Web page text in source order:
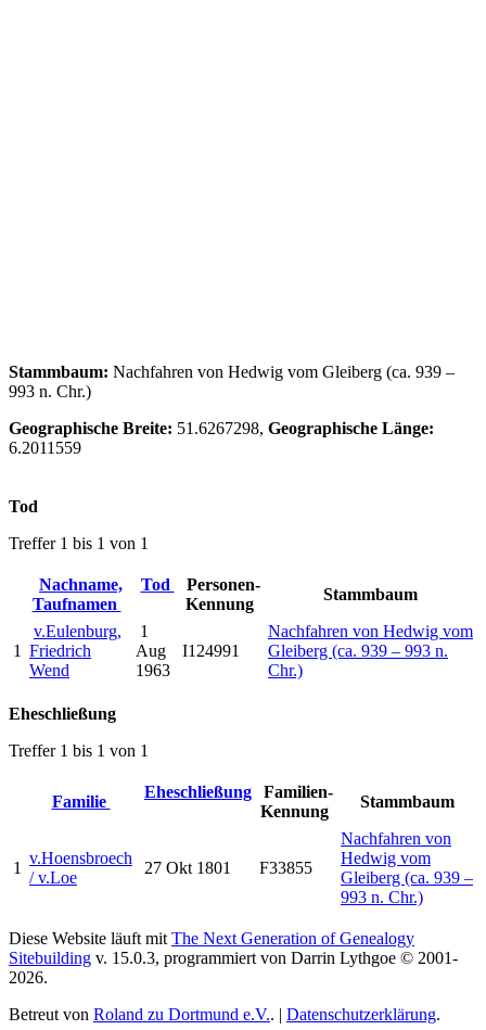
Stammbaum: Nachfahren von Hedwig vom Gleiberg (ca. 939 –
993 n. Chr.)
Geographische Breite: 51.6267298, Geographische Länge:
6.2011559
Tod
Treffer 1 bis 1 von 1
Nachname,
Taufnamen
Tod
Personen-
Kennung
Stammbaum
1
v.Eulenburg,
Friedrich
Wend
1
Aug
1963
I124991
Nachfahren von Hedwig vom
Gleiberg (ca. 939 – 993 n.
Chr.)
Eheschließung
Treffer 1 bis 1 von 1
Familie
Eheschließung
Familien-
Kennung
Stammbaum
1
v.Hoensbroech
/ v.Loe
27 Okt 1801 F33855
Nachfahren von
Hedwig vom
Gleiberg (ca. 939 –
993 n. Chr.)
Diese Website läuft mit The Next Generation of Genealogy
Sitebuilding v. 15.0.3, programmiert von Darrin Lythgoe © 2001-
2026.
Betreut von Roland zu Dortmund e.V.. | Datenschutzerklärung.